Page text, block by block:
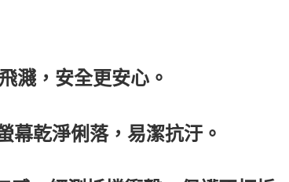
濺，安全更安心。
幕乾淨俐落，易潔抗汙。